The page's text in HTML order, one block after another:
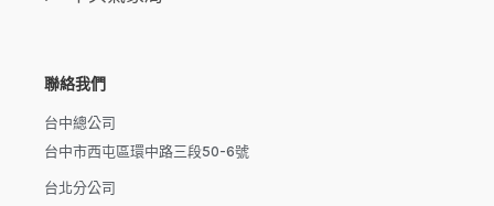
聯絡我們
台中總公司
台中市西屯區環中路三段50-6號
台北分公司